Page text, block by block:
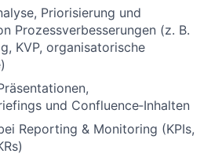
Priorisierung und
Prozessverbesserungen (z. B.
KVP, organisatorische
und Confluence‑Inhalten
Reporting & Monitoring (KPIs,